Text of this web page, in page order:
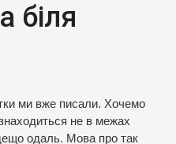
біля
ми вже писали. Хочемо
не в межах
одаль. Мова про так